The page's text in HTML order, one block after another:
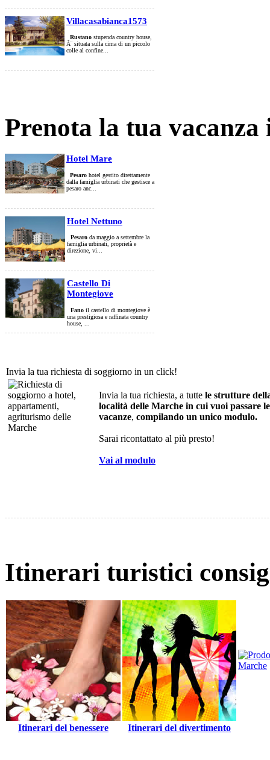
Villacasabianca1573
Rustano stupenda country house,
Ã¨ situata sulla cima di un piccolo
colle al confine...
Prenota la tua vacanza
Hotel Mare
Pesaro hotel gestito direttamente
dalla famiglia urbinati che gestisce a
pesaro anc...
Hotel Nettuno
Pesaro da maggio a settembre la
famiglia urbinati, proprietà e
direzione, vi...
Castello Di
Montegiove
Fano il castello di montegiove è
una prestigiosa e raffinata country
house, ...
Invia la tua richiesta di soggiorno in un click!
Invia la tua richiesta, a tutte le strutture
località delle Marche in cui vuoi passare
vacanze, compilando un unico modulo.
Sarai ricontattato al più presto!
Vai al modulo
Itinerari turistici
Itinerari del benessere Itinerari del divertimento